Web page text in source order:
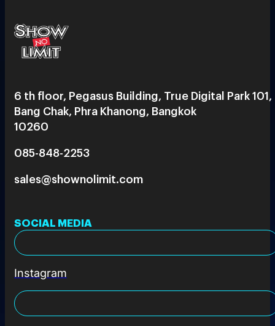
6 th floor, Pegasus Building, True Digital Park 101,
Bang Chak, Phra Khanong, Bangkok
10260
085-848-2253
sales@shownolimit.com
SOCIAL MEDIA
Instagram